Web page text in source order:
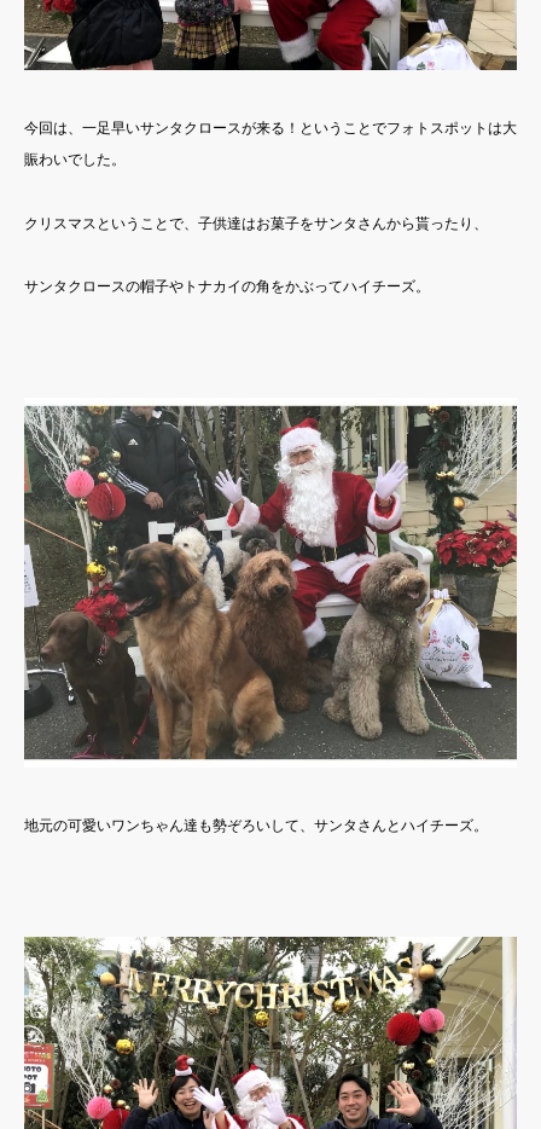
今回は、一足早いサンタクロースが来る！ということでフォトスポットは大
賑わいでした。
クリスマスということで、子供達はお菓子をサンタさんから貰ったり、
サンタクロースの帽子やトナカイの角をかぶってハイチーズ。
地元の可愛いワンちゃん達も勢ぞろいして、サンタさんとハイチーズ。